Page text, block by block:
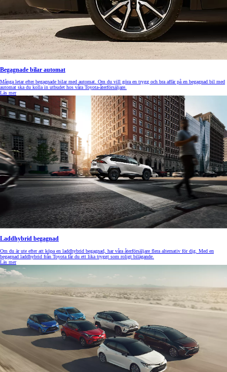
Begagnade bilar automat
Många letar efter begagnade bilar med automat. Om du vill göra en trygg och bra affär på en begagnad bil med
automat ska du kolla in utbudet hos våra Toyota-återförsäljare.
Läs mer
Laddhybrid begagnad
Om du är ute efter att köpa en laddhybrid begagnad, har våra återförsäljare flera alternativ för dig. Med en
begagnad laddhybrid från Toyota får du ett lika tryggt som roligt bilägande.
Läs mer